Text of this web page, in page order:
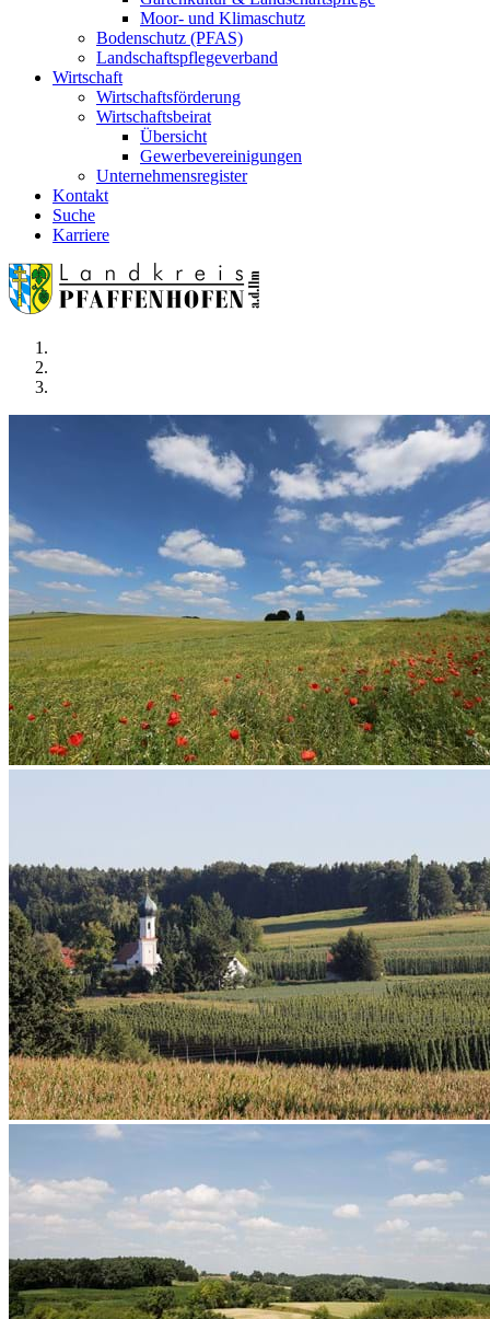
Moor- und Klimaschutz
Bodenschutz (PFAS)
Landschaftspflegeverband
Wirtschaft
Wirtschaftsförderung
Wirtschaftsbeirat
Übersicht
Gewerbevereinigungen
Unternehmensregister
Kontakt
Suche
Karriere